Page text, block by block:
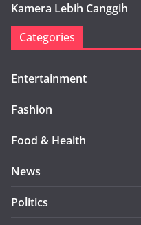
Kamera Lebih Canggih
Categories
Entertainment
Fashion
Food & Health
News
Politics